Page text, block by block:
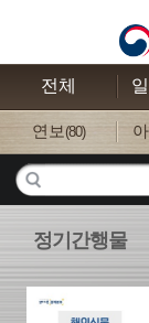
전체
연보(80)
정기간행물